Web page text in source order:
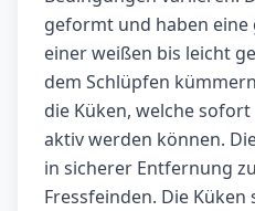
geformt und haben
einer weißen bis leicht
dem Schlüpfen
die Küken, welche
aktiv werden können.
in sicherer Entfernung
Fressfeinden. Die